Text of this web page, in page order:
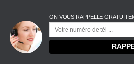
ON VOUS RAPPELLE